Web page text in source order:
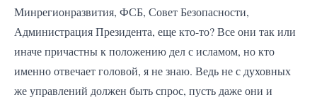
Минрегионразвития, ФСБ, Совет Безопасности,
Администрация Президента, еще кто-то? Все они так или
иначе причастны к положению дел с исламом, но кто
именно отвечает головой, я не знаю. Ведь не с духовных
же управлений должен быть спрос, пусть даже они и